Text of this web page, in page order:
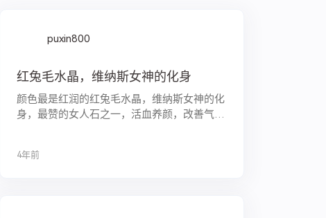
puxin800
红兔毛水晶，维纳斯女神的化身
颜色最是红润的红兔毛水晶，维纳斯女神的化
身，最赞的女人石之一，活血养颜，改善气
希望！
4年前